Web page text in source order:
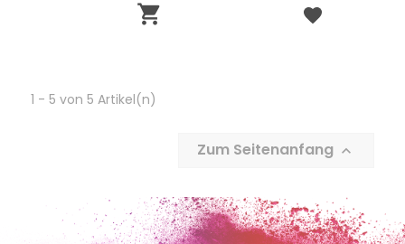

1 - 5 von 5 Artikel(n)
Zum Seitenanfang 